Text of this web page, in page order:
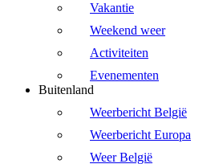
Vakantie
Weekend weer
Activiteiten
Evenementen
Buitenland
Weerbericht België
Weerbericht Europa
Weer België